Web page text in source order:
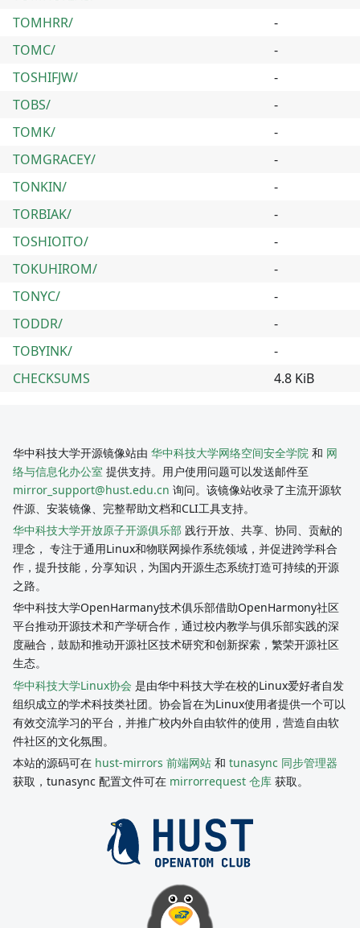
TOMHRR/
-
TOMC/
-
TOSHIFJW/
-
TOBS/
-
TOMK/
-
TOMGRACEY/
-
TONKIN/
-
TORBIAK/
-
TOSHIOITO/
-
TOKUHIROM/
-
TONYC/
-
TODDR/
-
TOBYINK/
-
CHECKSUMS
4.8 KiB
华中科技大学开源镜像站由 华中科技大学网络空间安全学院 和 网
络与信息化办公室 提供支持。用户使用问题可以发送邮件至
mirror_support@hust.edu.cn 询问。该镜像站收录了主流开源软
件源、安装镜像、完整帮助文档和CLI工具支持。
华中科技大学开放原子开源俱乐部 践行开放、共享、协同、贡献的
理念， 专注于通用Linux和物联网操作系统领域，并促进跨学科合
作，提升技能，分享知识，为国内开源生态系统打造可持续的开源
之路。
华中科技大学OpenHarmany技术俱乐部借助OpenHarmony社区
平台推动开源技术和产学研合作，通过校内教学与俱乐部实践的深
度融合，鼓励和推动开源社区技术研究和创新探索，繁荣开源社区
生态。
华中科技大学Linux协会 是由华中科技大学在校的Linux爱好者自发
组织成立的学术科技类社团。协会旨在为Linux使用者提供一个可以
有效交流学习的平台，并推广校内外自由软件的使用，营造自由软
件社区的文化氛围。
本站的源码可在 hust-mirrors 前端网站 和 tunasync 同步管理器
获取，tunasync 配置文件可在 mirrorrequest 仓库 获取。